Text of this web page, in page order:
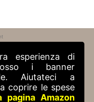
esperienza di
i banner
Aiutateci a
coprire le spese
pagina Amazon